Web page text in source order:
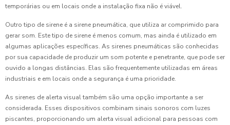
temporárias ou em locais onde a instalação fixa não é viável.
Outro tipo de sirene é a sirene pneumática, que utiliza ar comprimido para
gerar som. Este tipo de sirene é menos comum, mas ainda é utilizado em
algumas aplicações específicas. As sirenes pneumáticas são conhecidas
por sua capacidade de produzir um som potente e penetrante, que pode ser
ouvido a longas distâncias. Elas são frequentemente utilizadas em áreas
industriais e em locais onde a segurança é uma prioridade.
As sirenes de alerta visual também são uma opção importante a ser
considerada. Esses dispositivos combinam sinais sonoros com luzes
piscantes, proporcionando um alerta visual adicional para pessoas com